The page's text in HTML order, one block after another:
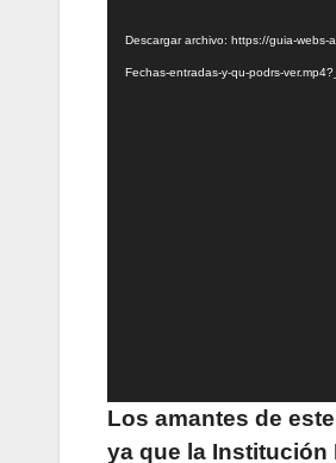
Descargar archivo: https://guia-
Fechas-entradas-y-qu-podrs-
Los amantes de
ya que la Institución